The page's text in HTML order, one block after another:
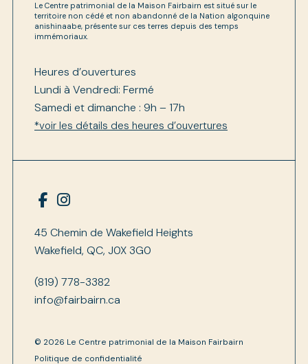
Le Centre patrimonial de la Maison Fairbairn est situé sur le
territoire non cédé et non abandonné de la Nation algonquine
anishinaabe, présente sur ces terres depuis des temps
immémoriaux.
Heures d’ouvertures
Lundi à Vendredi: Fermé
Samedi et dimanche : 9h – 17h
*voir les détails des heures d’ouvertures
45 Chemin de Wakefield Heights
Wakefield, QC, J0X 3G0
(819) 778-3382
info@fairbairn.ca
© 2026 Le Centre patrimonial de la Maison Fairbairn
Politique de confidentialité